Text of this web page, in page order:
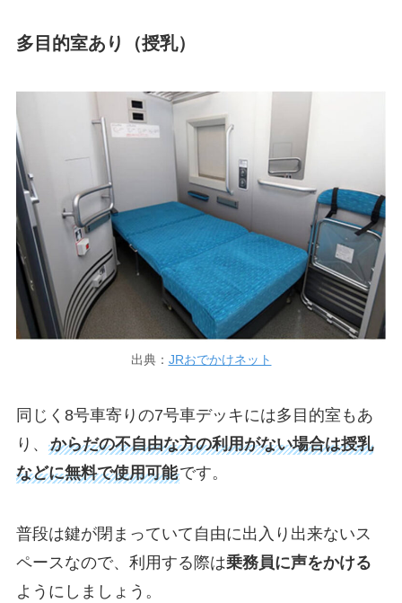
多目的室あり（授乳）
出典： JRおでかけネット
同じく8号車寄りの7号車デッキには多目的室もあ
り、 からだの不自由な方の利用がない場合は授乳
などに無料で使用可能です。
普段は鍵が閉まっていて自由に出入り出来ないス
ペースなので、利用する際は乗務員に声をかける
ようにしましょう。